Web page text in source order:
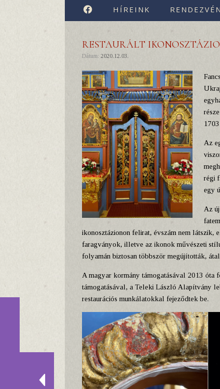
FACEBOOK
HÍREINK
RESTAURÁLT
Dátum: 2020.12.03.
Az
régi
egy
Az
ikonosztázionon felirat, évszám nem látszik,
faragványok, illetve az ikonok művészeti
folyamán biztosan többször megújították,
A magyar kormány támogatásával 2013 óta
támogatásával, a Teleki László Alapítvány
restaurációs munkálatokkal fejeződtek be.